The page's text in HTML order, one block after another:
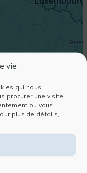
vie
qui nous
procurer une visite
ou vous
plus de détails,